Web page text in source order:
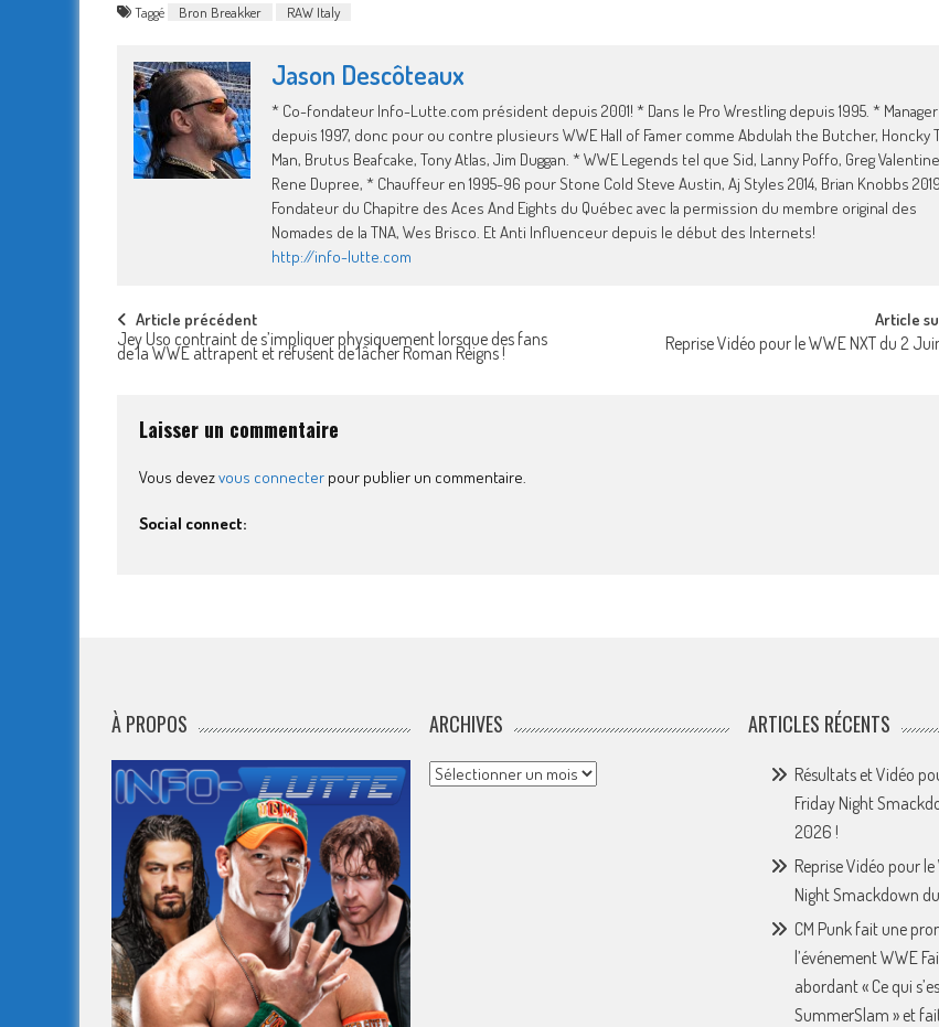
Taggé Bron Breakker RAW Italy
Jason Descôteaux
* Co-fondateur Info-Lutte.com président depuis 2001! * Dans le Pro Wrestling depuis 1995. * Manager
depuis 1997, donc pour ou contre plusieurs WWE Hall of Famer comme Abdulah the Butcher, Honcky
Man, Brutus Beafcake, Tony Atlas, Jim Duggan. * WWE Legends tel que Sid, Lanny Poffo, Greg
Rene Dupree, * Chauffeur en 1995-96 pour Stone Cold Steve Austin, Aj Styles 2014, Brian Knobbs
Fondateur du Chapitre des Aces And Eights du Québec avec la permission du membre original des
Nomades de la TNA, Wes Brisco. Et Anti Influenceur depuis le début des Internets!
http://info-lutte.com
Post
navigation
Article précédent
Jey Uso contraint de s’impliquer physiquement lorsque des fans
de la WWE attrapent et refusent de lâcher Roman Reigns !
Article
Reprise Vidéo pour le WWE NXT du 2
Laisser un commentaire
Vous devezvous connecter pour publier un commentaire.
Social connect:
À PROPOS ARCHIVES
Archives
ARTICLES RÉCENTS
Résultats et Vidéo
Friday Night
2026 !
Reprise Vidéo pour
Night Smackdown
CM Punk fait une
l’événement WWE
abordant « Ce qui
SummerSlam » et